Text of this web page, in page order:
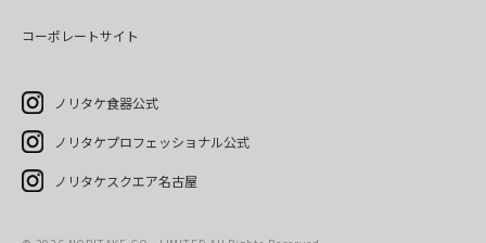
コーポレートサイト
ノリタケ食器公式
ノリタケプロフェッショナル公式
ノリタケスクエア名古屋